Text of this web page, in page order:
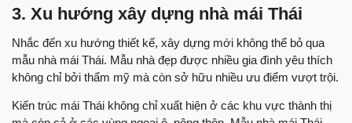
3. Xu hướng xây dựng nhà mái Thái
Nhắc đến xu hướng thiết kế, xây dựng mới không thể bỏ qua
mẫu nhà mái Thái. Mẫu nhà đẹp được nhiều gia đình yêu thích
không chỉ bởi thẩm mỹ mà còn sở hữu nhiều ưu điểm vượt trội.
Kiến trúc mái Thái không chỉ xuất hiện ở các khu vực thành thị